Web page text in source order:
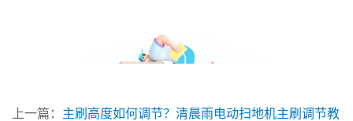
上一篇： 主刷高度如何调节？清晨雨电动扫地机主刷调节教